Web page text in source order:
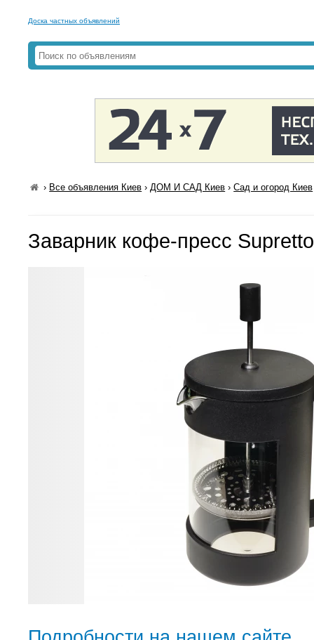
Доска частных объявлений
› Все объявления Киев ›ДОМ И САД Киев ›Сад и огород Киев
Заварник кофе-пресс